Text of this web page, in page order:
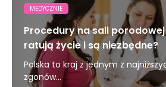
MEDYCZNIE
Procedury na sali
ratują życie i są niezbędne?
Polska to kraj z jednym z
zgonów...